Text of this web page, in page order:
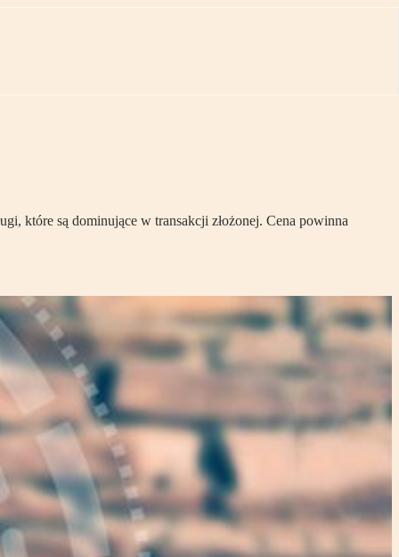
które są dominujące w transakcji złożonej. Cena powinna